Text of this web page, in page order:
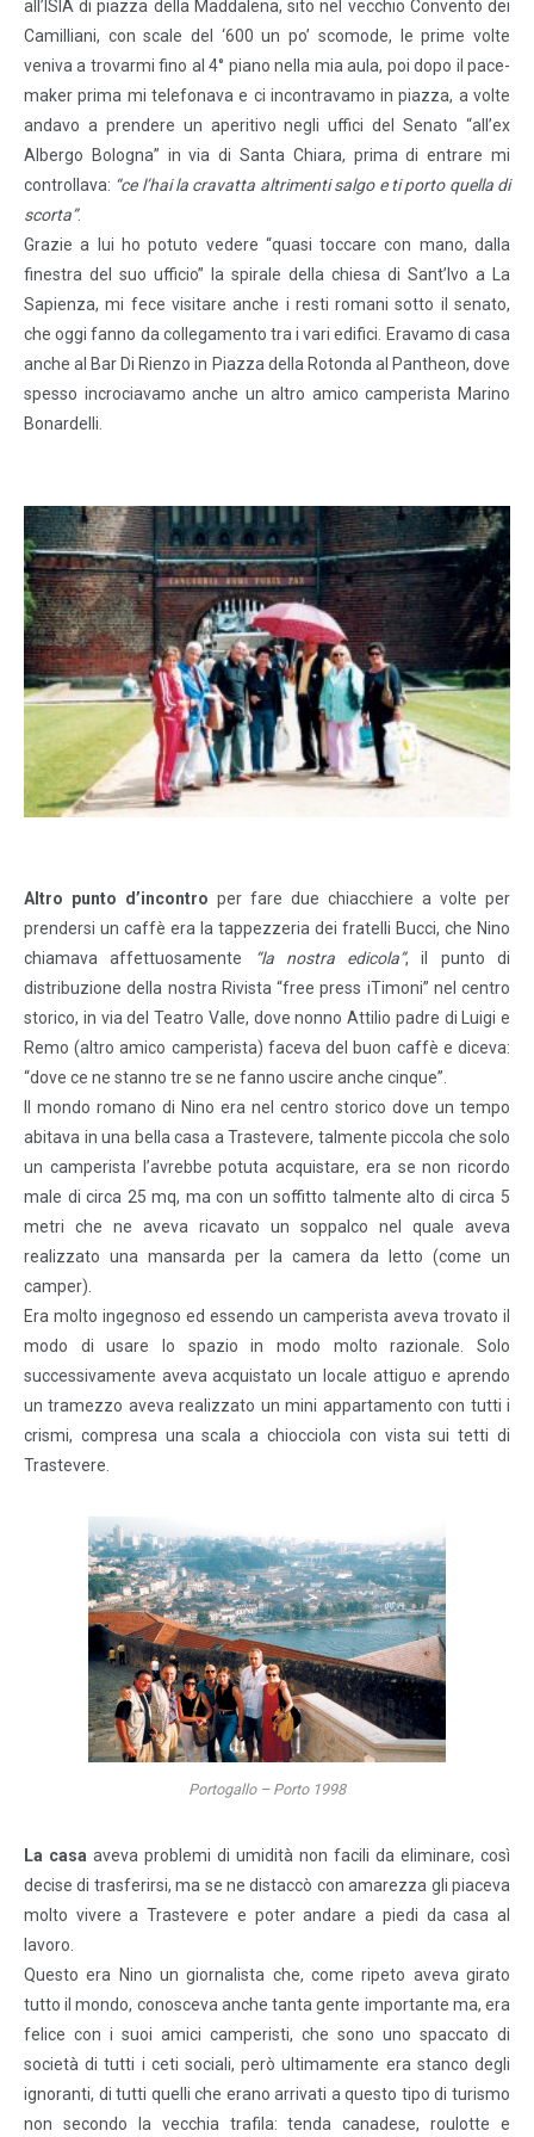
all’ISIA di piazza della Maddalena, sito nel vecchio Convento dei
Camilliani, con scale del ‘600 un po’ scomode, le prime volte
veniva a trovarmi fino al 4° piano nella mia aula, poi dopo il pace-
maker prima mi telefonava e ci incontravamo in piazza, a volte
andavo a prendere un aperitivo negli uffici del Senato “all’ex
Albergo Bologna” in via di Santa Chiara, prima di entrare mi
controllava: “ce l’hai la cravatta altrimenti salgo e ti porto quella di
scorta”.
Grazie a lui ho potuto vedere “quasi toccare con mano, dalla
finestra del suo ufficio” la spirale della chiesa di Sant’Ivo a La
Sapienza, mi fece visitare anche i resti romani sotto il senato,
che oggi fanno da collegamento tra i vari edifici. Eravamo di casa
anche al Bar Di Rienzo in Piazza della Rotonda al Pantheon, dove
spesso incrociavamo anche un altro amico camperista Marino
Bonardelli.
Altro punto d’incontro per fare due chiacchiere a volte per
prendersi un caffè era la tappezzeria dei fratelli Bucci, che Nino
chiamava affettuosamente
“la nostra edicola”, il punto di
distribuzione della nostra Rivista “free press iTimoni” nel centro
storico, in via del Teatro Valle, dove nonno Attilio padre di Luigi e
Remo (altro amico camperista) faceva del buon caffè e diceva:
“dove ce ne stanno tre se ne fanno uscire anche cinque”.
Il mondo romano di Nino era nel centro storico dove un tempo
abitava in una bella casa a Trastevere, talmente piccola che solo
un camperista l’avrebbe potuta acquistare, era se non ricordo
male di circa 25 mq, ma con un soffitto talmente alto di circa 5
metri che ne aveva ricavato un soppalco nel quale aveva
realizzato una mansarda per la camera da letto (come un
camper).
Era molto ingegnoso ed essendo un camperista aveva trovato il
modo di usare lo spazio in modo molto razionale. Solo
successivamente aveva acquistato un locale attiguo e aprendo
un tramezzo aveva realizzato un mini appartamento con tutti i
crismi, compresa una scala a chiocciola con vista sui tetti di
Trastevere.
Portogallo – Porto 1998
La casa aveva problemi di umidità non facili da eliminare, così
decise di trasferirsi, ma se ne distaccò con amarezza gli piaceva
molto vivere a Trastevere e poter andare a piedi da casa al
lavoro.
Questo era Nino un giornalista che, come ripeto aveva girato
tutto il mondo, conosceva anche tanta gente importante ma, era
felice con i suoi amici camperisti, che sono uno spaccato di
società di tutti i ceti sociali, però ultimamente era stanco degli
ignoranti, di tutti quelli che erano arrivati a questo tipo di turismo
non secondo la vecchia trafila: tenda canadese, roulotte e